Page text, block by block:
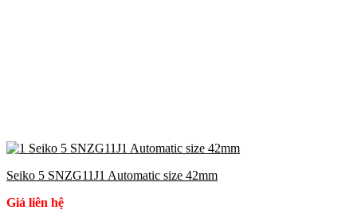
Seiko 5 SNZG11J1 Automatic size 42mm
Giá liên hệ